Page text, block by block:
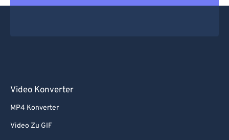
Video Konverter
MP4 Konverter
Video Zu GIF